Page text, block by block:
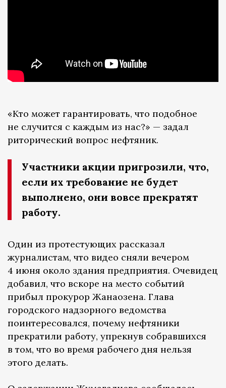
«Кто может гарантировать, что подобное
не случится с каждым из нас?» — задал
риторический вопрос нефтяник.
Участники акции пригрозили, что,
если их требование не будет
выполнено, они вовсе прекратят
работу.
Один из протестующих рассказал
журналистам, что видео сняли вечером
4 июня около здания предприятия. Очевидец
добавил, что вскоре на место событий
прибыл прокурор Жанаозена. Глава
городского надзорного ведомства
поинтересовался, почему нефтяники
прекратили работу, упрекнув собравшихся
в том, что во время рабочего дня нельзя
этого делать.